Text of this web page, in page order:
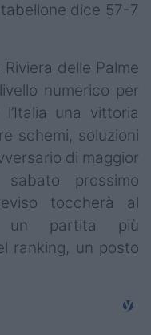
dice 57-7
delle Palme
numerico per
una vittoria
schemi, soluzioni
di maggior
prossimo
toccherà al
un partita più
ranking, un posto